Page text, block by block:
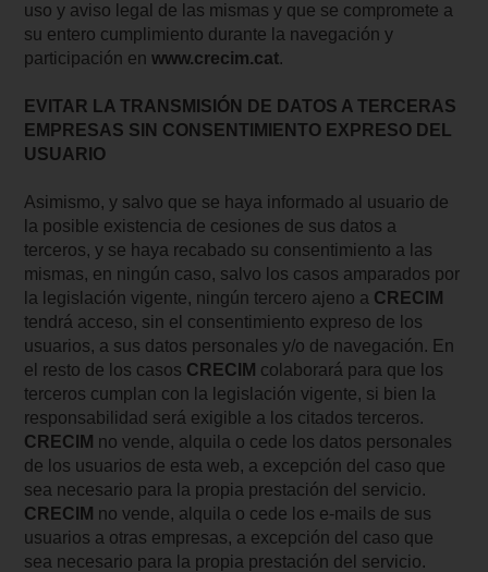
uso y aviso legal de las mismas y que se compromete a
su entero cumplimiento durante la navegación y
participación enwww.crecim.cat.
EVITAR LA TRANSMISIÓN DE DATOS A TERCERAS
EMPRESAS SIN CONSENTIMIENTO EXPRESO DEL
USUARIO
Asimismo, y salvo que se haya informado al usuario de
la posible existencia de cesiones de sus datos a
terceros, y se haya recabado su consentimiento a las
mismas, en ningún caso, salvo los casos amparados por
la legislación vigente, ningún tercero ajeno a CRECIM
tendrá acceso, sin el consentimiento expreso de los
usuarios, a sus datos personales y/o de navegación. En
el resto de los casos CRECIM colaborará para que los
terceros cumplan con la legislación vigente, si bien la
responsabilidad será exigible a los citados terceros.
CRECIM no vende, alquila o cede los datos personales
de los usuarios de esta web, a excepción del caso que
sea necesario para la propia prestación del servicio.
CRECIM no vende, alquila o cede los e-mails de sus
usuarios a otras empresas, a excepción del caso que
sea necesario para la propia prestación del servicio.